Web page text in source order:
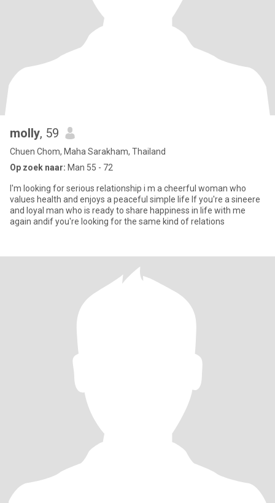
molly, 59
Chuen Chom, Maha Sarakham, Thailand
Op zoek naar: Man 55 - 72
I'm looking for serious relationship i m a cheerful woman who
values health and enjoys a peaceful simple life If you're a sineere
and loyal man who is ready to share happiness in life with me
again andif you're looking for the same kind of relations